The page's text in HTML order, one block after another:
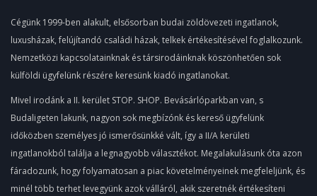
Cégünk 1999-ben alakult, elsősorban budai zöldövezeti ingatlanok,
luxusházak, felújítandó családi házak, telkek értékesítésével foglalkozunk.
Nemzetközi kapcsolatainknak és társirodáinknak köszönhetően sok
külföldi ügyfelünk részére keresünk kiadó ingatlanokat.
Mivel irodánk a II. kerület STOP. SHOP. Bevásárlóparkban van, s
Budaligeten lakunk, nagyon sok megbízónk és kereső ügyfelünk
időközben személyes jó ismerősünkké vált, így a II/A kerületi
ingatlanokból találja a legnagyobb választékot. Megalakulásunk óta azon
fáradozunk, hogy folyamatosan a piac követelményeinek megfeleljünk, és
minél több terhet levegyünk azok válláról, akik szeretnék értékesíteni